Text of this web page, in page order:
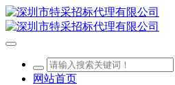
网站首页